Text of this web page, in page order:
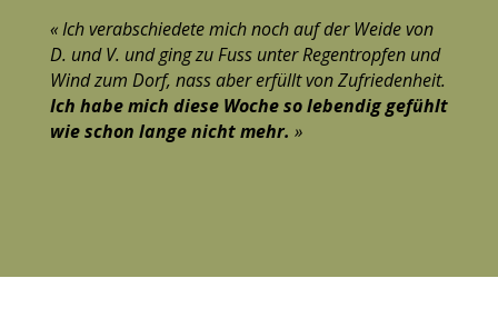
« Ich verabschiedete mich noch auf der Weide von
D. und V. und ging zu Fuss unter Regentropfen und
Wind zum Dorf, nass aber erfüllt von Zufriedenheit.
Ich habe mich diese Woche so lebendig gefühlt
wie schon lange nicht mehr. »